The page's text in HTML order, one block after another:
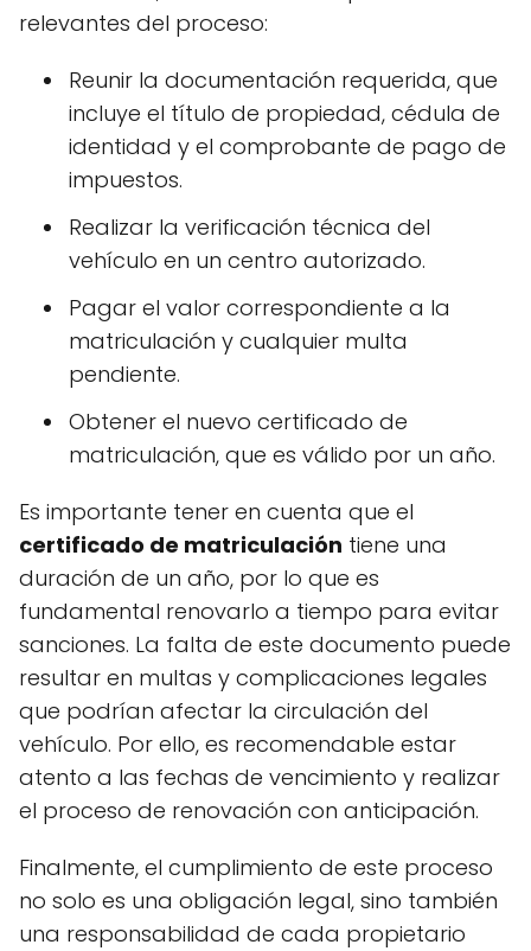
relevantes del proceso:
Reunir la documentación requerida, que
incluye el título de propiedad, cédula de
identidad y el comprobante de pago de
impuestos.
Realizar la verificación técnica del
vehículo en un centro autorizado.
Pagar el valor correspondiente a la
matriculación y cualquier multa
pendiente.
Obtener el nuevo certificado de
matriculación, que es válido por un año.
Es importante tener en cuenta que el
certificado de matriculación tiene una
duración de un año, por lo que es
fundamental renovarlo a tiempo para evitar
sanciones. La falta de este documento puede
resultar en multas y complicaciones legales
que podrían afectar la circulación del
vehículo. Por ello, es recomendable estar
atento a las fechas de vencimiento y realizar
el proceso de renovación con anticipación.
Finalmente, el cumplimiento de este proceso
no solo es una obligación legal, sino también
una responsabilidad de cada propietario